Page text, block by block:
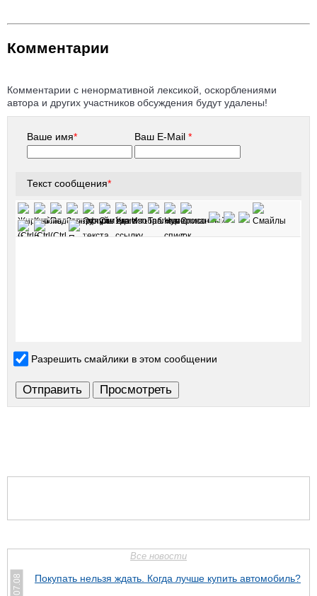
Комментарии
Комментарии с ненормативной лексикой, оскорблениями
автора и других участников обсуждения будут удалены!
Ваше имя* Ваш E-Mail*
Текст сообщения*
Разрешить смайлики в этом сообщении
Все новости
07.08 Покупать нельзя ждать. Когда лучше купить автомобиль?